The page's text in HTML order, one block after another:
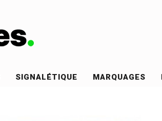
SIGNALÉTIQUE MARQUAGES